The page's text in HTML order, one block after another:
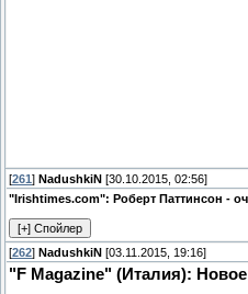
[261 ] NadushkiN [30.10.2015, 02:56]
"Irishtimes.com": Роберт Паттинсон -
[262] NadushkiN [03.11.2015, 19:16]
"F Magazine" (Италия):